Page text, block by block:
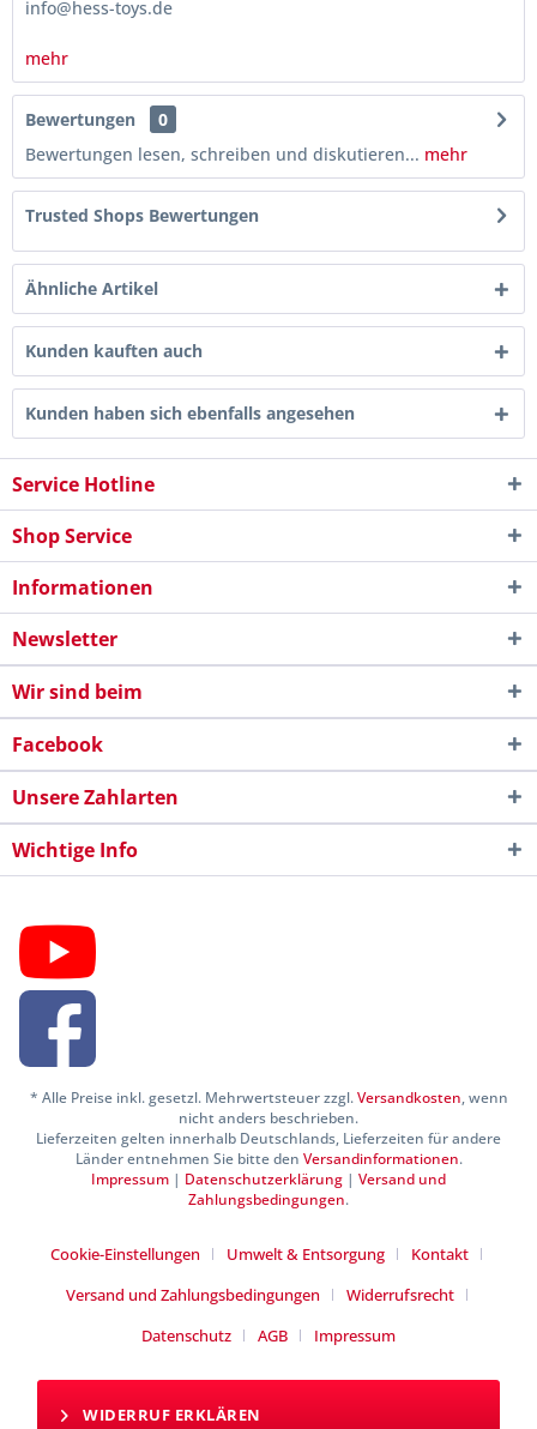
info@hess-toys.de
mehr
Bewertungen
0
Bewertungen lesen, schreiben und diskutieren... mehr
Trusted Shops Bewertungen
Ähnliche Artikel
Kunden kauften auch
Kunden haben sich ebenfalls angesehen
Service Hotline
Shop Service
Informationen
Newsletter
Wir sind beim
Facebook
Unsere Zahlarten
Wichtige Info
* Alle Preise inkl. gesetzl. Mehrwertsteuer zzgl.Versandkosten, wenn
nicht anders beschrieben.
Lieferzeiten gelten innerhalb Deutschlands, Lieferzeiten für andere
Länder entnehmen Sie bitte den Versandinformationen.
Impressum | Datenschutzerklärung | Versand und
Zahlungsbedingungen.
Cookie-Einstellungen Umwelt & Entsorgung
Kontakt
Versand und Zahlungsbedingungen
Widerrufsrecht
Datenschutz
AGB Impressum
WIDERRUF ERKLÄREN